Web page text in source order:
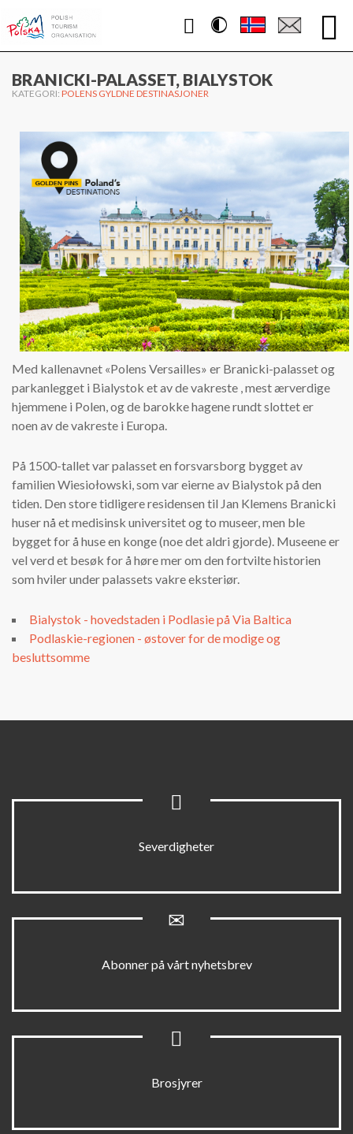
Contrast
WWW.POLEN.TRAVEL
BRANICKI-PALASSET, BIALYSTOK
KATEGORI: POLENS GYLDNE DESTINASJONER
Med kallenavnet «Polens Versailles» er Branicki-palasset og
parkanlegget i Bialystok et av de vakreste , mest ærverdige
hjemmene i Polen, og de barokke hagene rundt slottet er
noen av de vakreste i Europa.
På 1500-tallet var palasset en forsvarsborg bygget av
familien Wiesiołowski, som var eierne av Bialystok på den
tiden. Den store tidligere residensen til Jan Klemens Branicki
huser nå et medisinsk universitet og to museer, men ble
bygget for å huse en konge (noe det aldri gjorde). Museene er
vel verd et besøk for å høre mer om den fortvilte historien
som hviler under palassets vakre eksteriør.
Bialystok - hovedstaden i Podlasie på Via Baltica
Podlaskie-regionen - østover for de modige og
besluttsomme
Severdigheter
Abonner på vårt nyhetsbrev
Brosjyrer